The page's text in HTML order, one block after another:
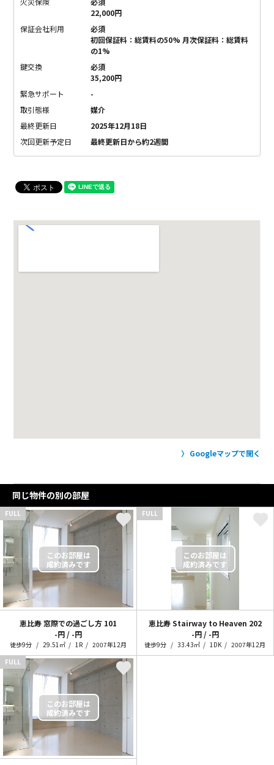
22,000円
保証会社利用
必須
初回保証料：総賃料の50% 月次保証料：総賃料
の1%
鍵交換
必須
35,200円
緊急サポート
-
取引態様
媒介
最終更新日
2025年12月18日
次回更新予定日
最終更新日から約2週間
Googleマップで開く
同じ物件の別の部屋
FULL
恵比寿 窓際での過ごし方 101
-円 / -円
徒歩9分 29.51㎡ 1R 2007年12月
FULL
恵比寿 Stairway to Heaven 202
-円 / -円
徒歩9分 33.43㎡ 1DK
2007年12月
FULL